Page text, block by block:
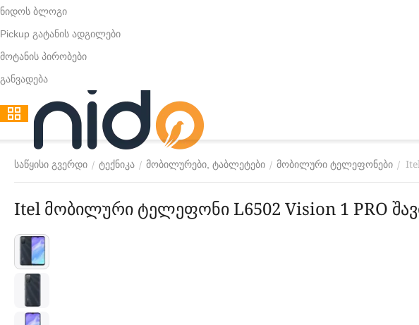
ნიდოს ბლოგი
Pickup გატანის ადგილები
მოტანის პირობები
განვადება
საწყისი გვერდი / ტექნიკა / მობილურები, ტაბლეტები / მობილური ტელეფონები /
Itel მობილური ტელეფონი L6502 Vision 1 PRO